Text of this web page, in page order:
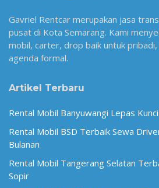
Gavriel Rentcar merupakan jasa
pusat di Kota Semarang. Kami
mobil, carter, drop baik untuk pribadi,
agenda formal.
Artikel Terbaru
Rental Mobil Banyuwangi Lepas
Rental Mobil BSD Terbaik Sewa
Bulanan
Rental Mobil Tangerang Selatan
Sopir